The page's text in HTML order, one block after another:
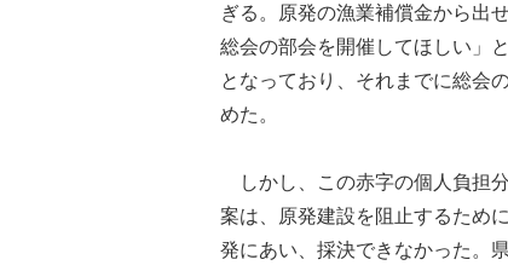
ぎる。原発の漁業補償金から出
総会の部会を開催してほしい」
となっており、それまでに総会
めた。
しかし、この赤字の個人負担
案は、原発建設を阻止するため
発にあい、採決できなかった。